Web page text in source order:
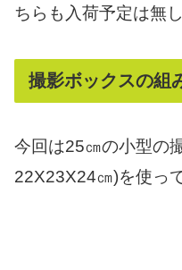
ちらも入荷予定は無
撮影ボックスの組
今回は25㎝の小型の
22X23X24㎝)を使っ